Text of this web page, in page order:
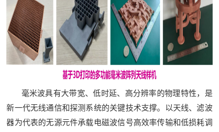
毫米波具有大带宽、低时延、高分辨率的物理特性，是
新一代无线通信和探测系统的关键技术支撑。以天线、滤波
器为代表的无源元件承载电磁波信号高效率传输和低损耗调